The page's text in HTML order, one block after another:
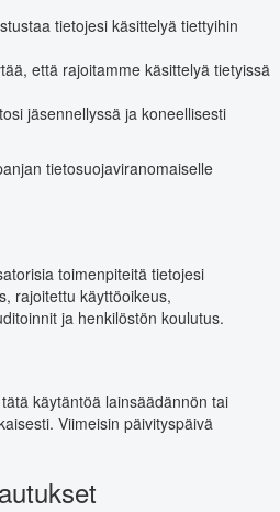
tietojesi käsittelyä tiettyihin
että rajoitamme käsittelyä tietyissä
jäsennellyssä ja koneellisesti
tietosuojaviranomaiselle
toimenpiteitä tietojesi
rajoitettu käyttöoikeus,
ja henkilöstön koulutus.
käytäntöä lainsäädännön tai
Viimeisin päivityspäivä